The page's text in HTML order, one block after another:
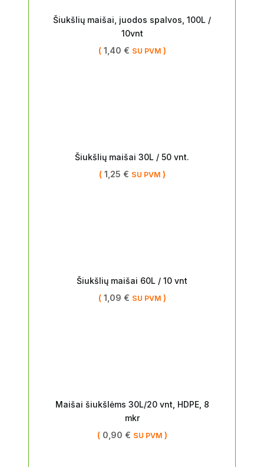
Šiukšlių maišai, juodos spalvos, 100L /
10vnt
( 1,40 € SU PVM)
Šiukšlių maišai 30L / 50 vnt.
( 1,25 € SU PVM)
Šiukšlių maišai 60L / 10 vnt
( 1,09 € SU PVM)
Maišai šiukšlėms 30L/20 vnt, HDPE, 8
mkr
( 0,90 € SU PVM)